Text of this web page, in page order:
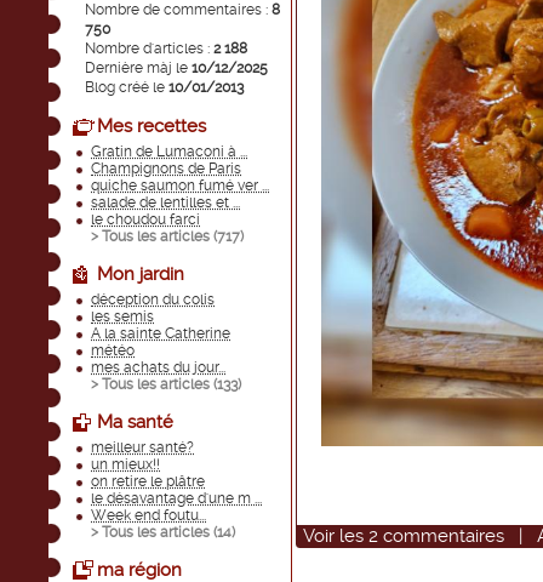
Nombre de commentaires : 8
750
Nombre d'articles : 2 188
Dernière màj le 10/12/2025
Blog créé le 10/01/2013
Mes recettes
Gratin de Lumaconi à ...
Champignons de Paris
quiche saumon fumé ver ...
salade de lentilles et ...
le choudou farci
> Tous les articles (717)
Mon jardin
déception du colis
les semis
A la sainte Catherine
météo
mes achats du jour...
> Tous les articles (133)
Ma santé
meilleur santé?
un mieux!!
on retire le plâtre
le désavantage d'une m ...
Week end foutu...
> Tous les articles (14)
ma région
Voir les 2 commentaires |